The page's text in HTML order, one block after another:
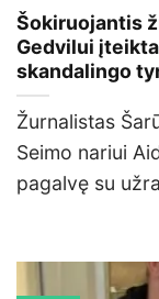
Šokiruojantis
Gedvilui
skandalingo
Žurnalistas
Seimo nariui
pagalvę su